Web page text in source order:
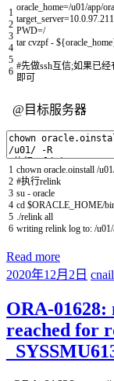
1
2
3
4
5
6
oracle_home=/u01/app/
target_server=10.0.97.211
PWD=/
tar cvzpf - ${oracle_home
#先做ssh互信;如果已
即可
@目标服务器
1
2
3
4
5
6
chown oracle oinstall /u01
#执行relink
su - oracle
cd $ORACLE_HOME/
/relink all
writing relink log to: /u01/
Read more
2020年12月2日 cnail
ORA-01628:
reached for